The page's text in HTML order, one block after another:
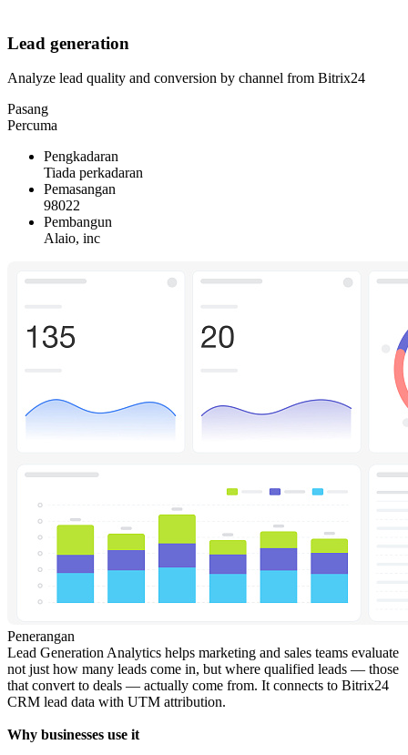
Lead generation
Analyze lead quality and conversion by channel from Bitrix24
Pasang
Percuma
Pengkadaran
Tiada perkadaran
Pemasangan
98022
Pembangun
Alaio, inc
Penerangan
Lead Generation Analytics helps marketing and sales teams evaluate
not just how many leads come in, but where qualified leads — those
that convert to deals — actually come from. It connects to Bitrix24
CRM lead data with UTM attribution.
Why businesses use it